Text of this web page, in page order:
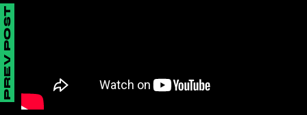
PREV POST